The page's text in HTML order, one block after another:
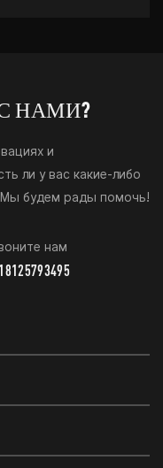
НАМИ?
и
ли у вас какие-либо
Мы будем рады помочь!
нам